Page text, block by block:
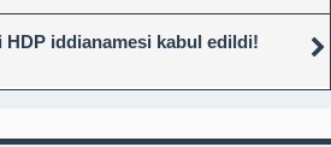
HDP iddianamesi kabul edildi!